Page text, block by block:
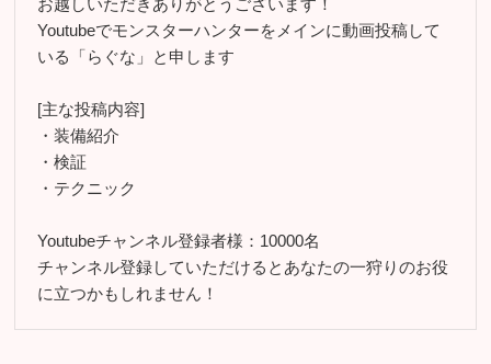
お越しいただきありがとうございます！
Youtubeでモンスターハンターをメインに動画投稿して
いる「らぐな」と申します
[主な投稿内容]
・装備紹介
・検証
・テクニック
Youtubeチャンネル登録者様：10000名
チャンネル登録していただけるとあなたの一狩りのお役
に立つかもしれません！